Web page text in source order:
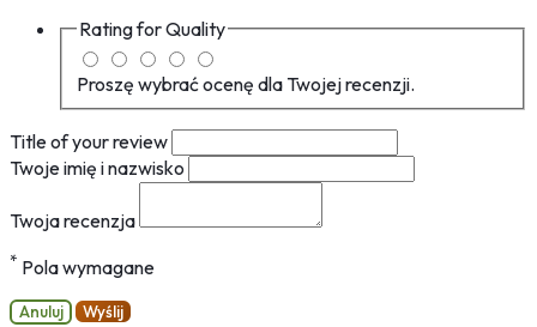
Rating forQuality
Proszę wybrać ocenę dla Twojej recenzji.
Title of your review
Twoje imię i nazwisko
Twoja recenzja
* Pola wymagane
Anuluj Wyślij